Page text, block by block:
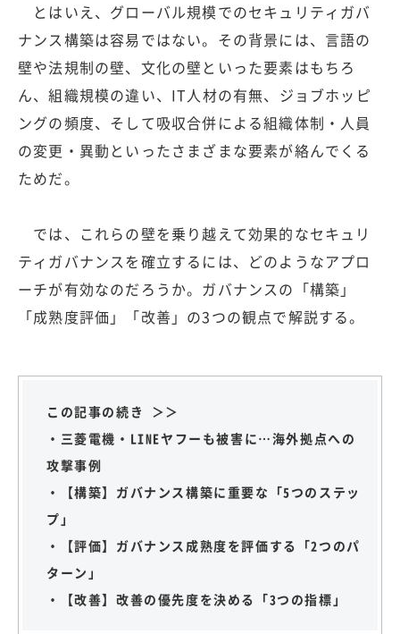
とはいえ、グローバル規模でのセキュリティガバ
ナンス構築は容易ではない。その背景には、言語の
壁や法規制の壁、文化の壁といった要素はもちろ
ん、組織規模の違い、IT人材の有無、ジョブホッピ
ングの頻度、そして吸収合併による組織体制・人員
の変更・異動といったさまざまな要素が絡んでくる
ためだ。
では、これらの壁を乗り越えて効果的なセキュリ
ティガバナンスを確立するには、どのようなアプロ
ーチが有効なのだろうか。ガバナンスの「構築」
「成熟度評価」「改善」の3つの観点で解説する。
この記事の続き ＞＞
・三菱電機・LINEヤフーも被害に…海外拠点への
攻撃事例
・【構築】ガバナンス構築に重要な「5つのステッ
プ」
・【評価】ガバナンス成熟度を評価する「2つのパ
ターン」
・【改善】改善の優先度を決める「3つの指標」